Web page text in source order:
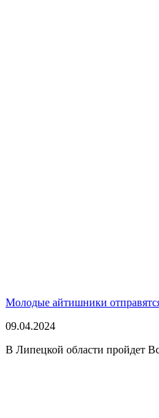
Молодые айтишники
09.04.2024
В Липецкой области пройдет